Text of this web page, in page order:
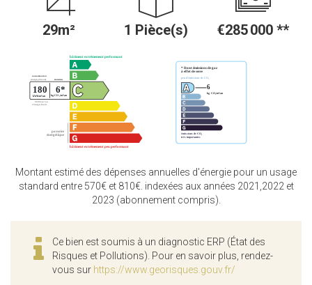
29m² 1 Pièce(s) €285 000 **
Montant estimé des dépenses annuelles d'énergie pour un usage
standard entre 570€ et 810€. indexées aux années 2021,2022 et
2023 (abonnement compris).
Ce bien est soumis à un diagnostic ERP (État des
Risques et Pollutions). Pour en savoir plus, rendez-
vous sur https://www.georisques.gouv.fr/